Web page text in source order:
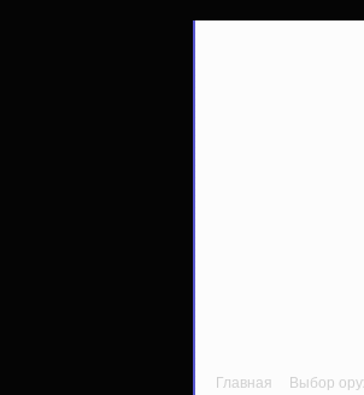
Главная Выбор